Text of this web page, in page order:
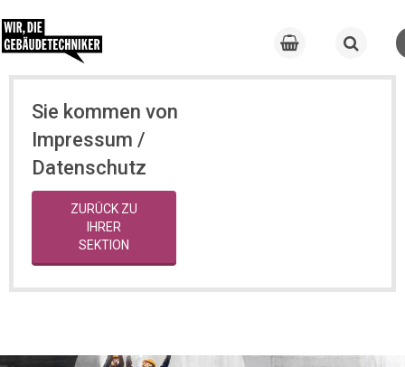
Sie kommen von
Impressum /
Datenschutz
ZURÜCK ZU
IHRER
SEKTION